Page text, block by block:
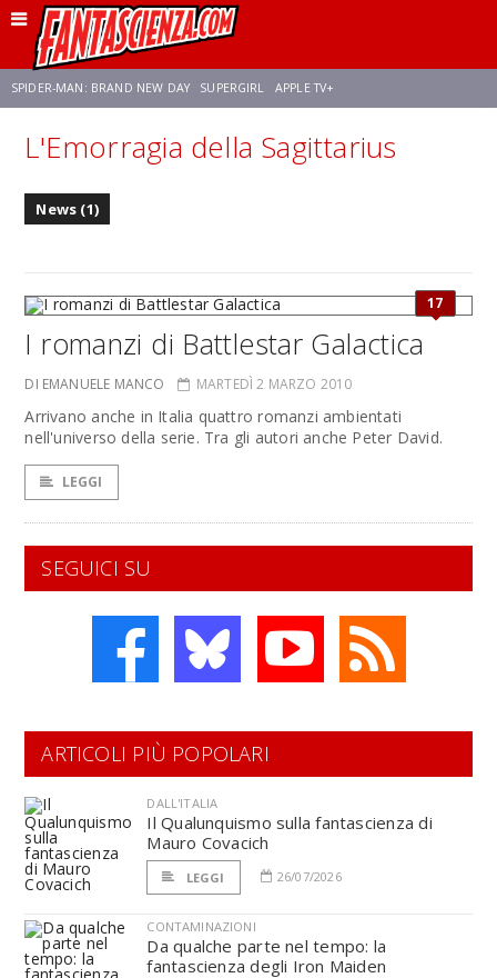
SPIDER-MAN: BRAND NEW DAY SUPERGIRL APPLE TV+
FRANCO RICCIARDIELLO ZENDAYA STAR TREK AVENGERS: DOOMSDAY
L'Emorragia della Sagittarius
News (1)
17
I romanzi di Battlestar Galactica
DI EMANUELE MANCO MARTEDÌ 2 MARZO 2010
Arrivano anche in Italia quattro romanzi ambientati
nell'universo della serie. Tra gli autori anche Peter David.
LEGGI
SEGUICI SU
ARTICOLI PIÙ POPOLARI
DALL'ITALIA
Il Qualunquismo sulla fantascienza di
Mauro Covacich
LEGGI 26/07/2026
CONTAMINAZIONI
Da qualche parte nel tempo: la
fantascienza degli Iron Maiden